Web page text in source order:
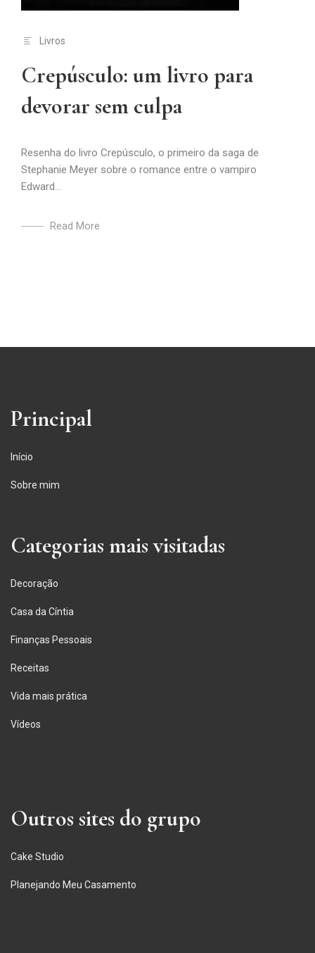
Livros
Crepúsculo: um livro para
devorar sem culpa
Resenha do livro Crepúsculo, o primeiro da saga de
Stephanie Meyer sobre o romance entre o vampiro
Edward...
Read More
Principal
Início
Sobre mim
Categorias mais visitadas
Decoração
Casa da Cíntia
Finanças Pessoais
Receitas
Vida mais prática
Vídeos
Outros sites do grupo
Cake Studio
Planejando Meu Casamento